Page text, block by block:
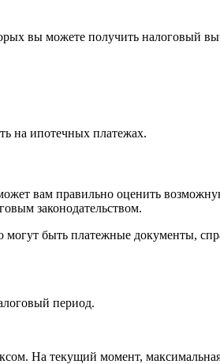
вы можете получить налоговый
на ипотечных платежах.
вам правильно оценить
законодательством.
быть платежные документы,
период.
На текущий момент,